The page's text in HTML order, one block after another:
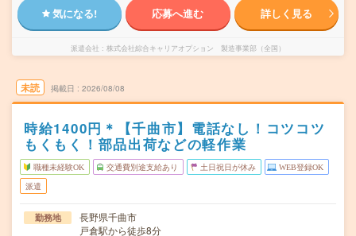
気になる! 応募へ進む 詳しく見る
派遣会社 株式会社綜合キャリアオプション 製造事業部（全国）
未読 掲載日 2026/08/08
時給1400円＊【千曲市】電話なし！コツコツ
もくもく！部品出荷などの軽作業
職種未経験OK 交通費別途支給あり 土日祝日が休み WEB登録OK
派遣
勤務地
長野県千曲市
戸倉駅から徒歩8分